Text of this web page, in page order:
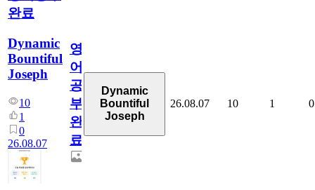
완료
Dynamic
Bountiful
Joseph
10
1
0
26.08.07
영
어
공
부
완
료
Dynamic
Bountiful
Joseph
26.08.07 10 1 0